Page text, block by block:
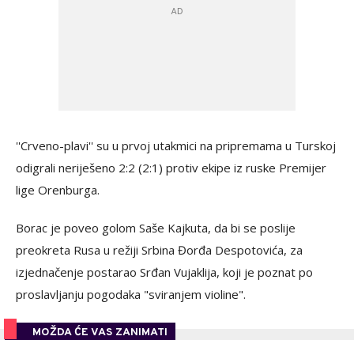
''Crveno-plavi'' su u prvoj utakmici na pripremama u Turskoj
odigrali neriješeno 2:2 (2:1) protiv ekipe iz ruske Premijer
lige Orenburga.
Borac je poveo golom Saše Kajkuta, da bi se poslije
preokreta Rusa u režiji Srbina Đorđa Despotovića, za
izjednačenje postarao Srđan Vujaklija, koji je poznat po
proslavljanju pogodaka "sviranjem violine".
MOŽDA ĆE VAS ZANIMATI